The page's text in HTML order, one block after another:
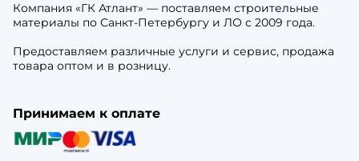
Компания «ГК Атлант» — поставляем строительные
материалы по Санкт-Петербургу и ЛО с 2009 года.
Предоставляем различные услуги и сервис, продажа
товара оптом и в розницу.
Принимаем к оплате